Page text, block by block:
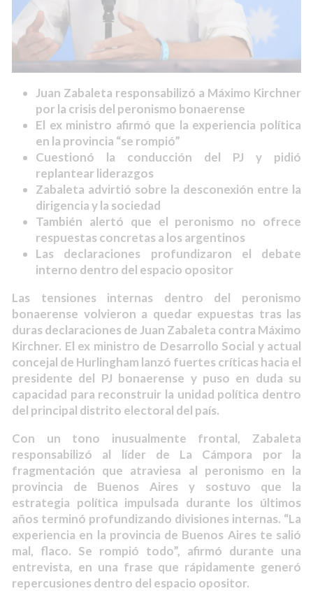
Juan Zabaleta responsabilizó a Máximo Kirchner
por la crisis del peronismo bonaerense
El ex ministro afirmó que la experiencia política
en la provincia “se rompió”
Cuestionó la conducción del PJ y pidió
replantear liderazgos
Zabaleta advirtió sobre la desconexión entre la
dirigencia y la sociedad
También alertó que el peronismo no ofrece
respuestas concretas a los argentinos
Las declaraciones profundizaron el debate
interno dentro del espacio opositor
Las tensiones internas dentro del peronismo
bonaerense volvieron a quedar expuestas tras las
duras declaraciones de Juan Zabaleta contra Máximo
Kirchner. El ex ministro de Desarrollo Social y actual
concejal de Hurlingham lanzó fuertes críticas hacia el
presidente del PJ bonaerense y puso en duda su
capacidad para reconstruir la unidad política dentro
del principal distrito electoral del país.
Con un tono inusualmente frontal, Zabaleta
responsabilizó al líder de La Cámpora por la
fragmentación que atraviesa al peronismo en la
provincia de Buenos Aires y sostuvo que la
estrategia política impulsada durante los últimos
años terminó profundizando divisiones internas. “La
experiencia en la provincia de Buenos Aires te salió
mal, flaco. Se rompió todo”, afirmó durante una
entrevista, en una frase que rápidamente generó
repercusiones dentro del espacio opositor.